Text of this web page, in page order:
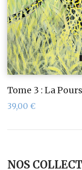
NOS
Tome 3 : La
39,00 €